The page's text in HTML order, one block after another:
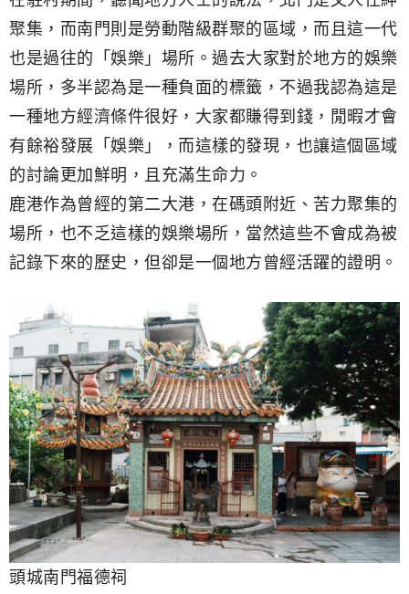
聚集，而南門則是勞動階級群聚的區域，而且這一代
也是過往的「娛樂」場所。過去大家對於地方的娛樂
場所，多半認為是一種負面的標籤，不過我認為這是
一種地方經濟條件很好，大家都賺得到錢，閒暇才會
有餘裕發展「娛樂」，而這樣的發現，也讓這個區域
的討論更加鮮明，且充滿生命力。
鹿港作為曾經的第二大港，在碼頭附近、苦力聚集的
場所，也不乏這樣的娛樂場所，當然這些不會成為被
記錄下來的歷史，但卻是一個地方曾經活躍的證明。
頭城南門福德祠